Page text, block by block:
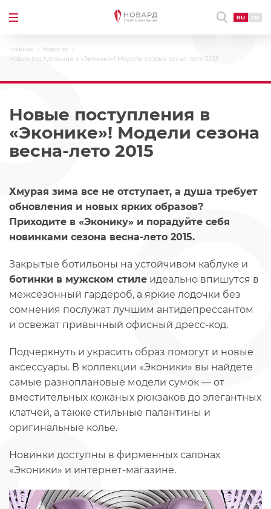
RU EN
Главная
Новости
Новые поступления в «Эконике»! Модели сезона весна-лето 2015
Новые поступления в
«Эконике»! Модели сезона
весна-лето 2015
Хмурая зима все не отступает, а душа требует
обновления и новых ярких образов?
Приходите в «Эконику» и порадуйте себя
новинками сезона весна-лето 2015.
Закрытые ботильоны на устойчивом каблуке и
ботинки в мужском стиле идеально впишутся в
межсезонный гардероб, а яркие лодочки без
сомнения послужат лучшим антидепрессантом
и освежат привычный офисный дресс-код.
Подчеркнуть и украсить образ помогут и новые
аксессуары. В коллекции «Эконики» вы найдете
самые разноплановые модели сумок — от
вместительных кожаных рюкзаков до элегантных
клатчей, а также стильные палантины и
оригинальные колье.
Новинки доступны в фирменных салонах
«Эконики» и интернет-магазине.